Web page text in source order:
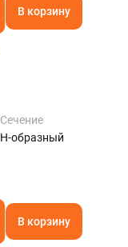
В корзину
Сечение
Н-образный
В корзину